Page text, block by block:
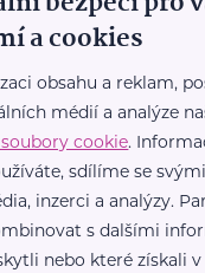
pomůcky a
100 150
a cookies
obsahu a reklam,
médií a analýze
cookie.
sdílíme se
inzerci a analýzy.
s dalšími
nebo které získali